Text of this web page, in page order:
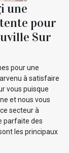
une
pour
Sur
pour une
à satisfaire
vous puisque
et nous vous
secteur à
parfaite des
les principaux